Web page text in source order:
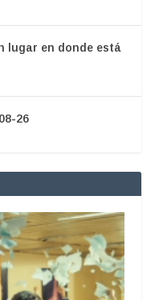
lugar en donde está
26